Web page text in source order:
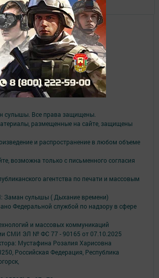
сулышы. Все права защищены.
размещенные на сайте, защищены
и распространение в любом объеме
возможна только с письменного согласия
агентства по печати и массовым
Заман сулышы ( Дыхание времени)
Федеральной службой по надзору в сфере
и массовых коммуникаций
СМИ ЭЛ № ФС 77 - 90165 от 07.10.2025
Мустафина Розалия Харисовна
Российская Федерация, Республика
(843) 222 09 84